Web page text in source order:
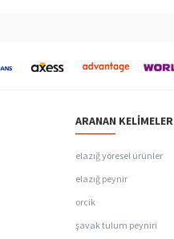
ARANAN KELIMELER
elazığ yöresel ürünler
elazığ peynir
orcik
şavak tulum peyniri